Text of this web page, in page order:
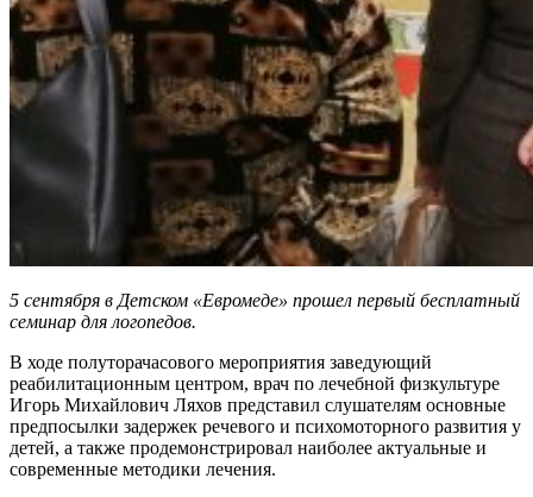
5 сентября в Детском «Евромеде» прошел первый бесплатный
семинар для логопедов.
В ходе полуторачасового мероприятия заведующий
реабилитационным центром, врач по лечебной физкультуре
Игорь Михайлович Ляхов представил слушателям основные
предпосылки задержек речевого и психомоторного развития у
детей, а также продемонстрировал наиболее актуальные и
современные методики лечения.